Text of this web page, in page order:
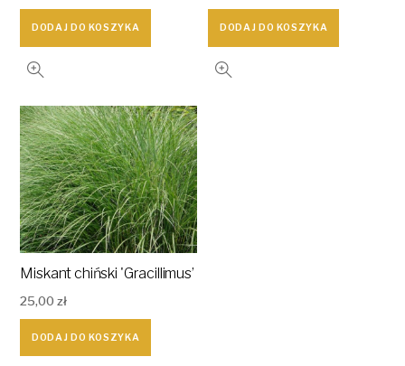
DODAJ DO KOSZYKA DODAJ DO KOSZYKA
Miskant chiński 'Gracillimus’
25,00zł
DODAJ DO KOSZYKA